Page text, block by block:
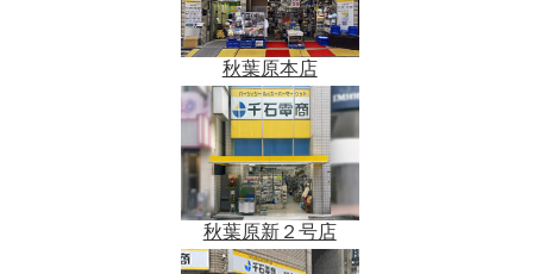
秋葉原本店
秋葉原新２号店